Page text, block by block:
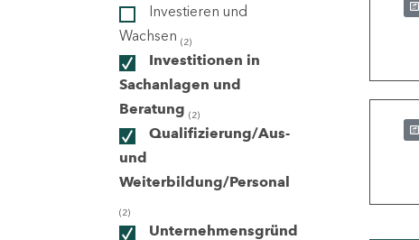
Investieren und
Wachsen (2)
Investitionen in
Sachanlagen und
Beratung (2)
Qualifizierung/Aus-
und
Weiterbildung/Personal
(2)
Unternehmensgründ